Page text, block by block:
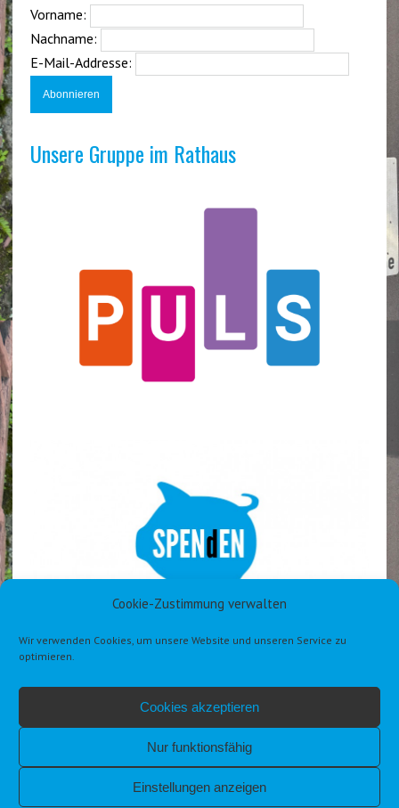
Cookie-Zustimmung verwalten
Wir verwenden Cookies, um unsere Website und unseren Service zu
optimieren.
Cookies akzeptieren
Nur funktionsfähig
Einstellungen anzeigen
Vorname:
Nachname:
E-Mail-Addresse:
Unsere Gruppe im Rathaus
DATENSCHUTZERKLÄRUNG DSGVO